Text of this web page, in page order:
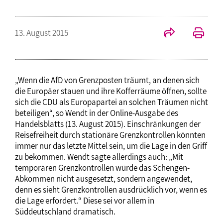
13. August 2015
„Wenn die AfD von Grenzposten träumt, an denen sich
die Europäer stauen und ihre Kofferräume öffnen, sollte
sich die CDU als Europapartei an solchen Träumen nicht
beteiligen“, so Wendt in der Online-Ausgabe des
Handelsblatts (13. August 2015). Einschränkungen der
Reisefreiheit durch stationäre Grenzkontrollen könnten
immer nur das letzte Mittel sein, um die Lage in den Griff
zu bekommen. Wendt sagte allerdings auch: „Mit
temporären Grenzkontrollen würde das Schengen-
Abkommen nicht ausgesetzt, sondern angewendet,
denn es sieht Grenzkontrollen ausdrücklich vor, wenn es
die Lage erfordert.“ Diese sei vor allem in
Süddeutschland dramatisch.